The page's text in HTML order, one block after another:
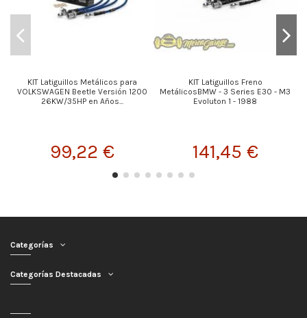
KIT Latiguillos Metálicos para
VOLKSWAGEN Beetle Versión 1200
26KW/35HP en Años...
99,22 €
KIT Latiguillos Freno
MetálicosBMW - 3 Series E30 - M3
Evoluton 1 - 1988
141,45 €
Categorías
Categorías Destacadas